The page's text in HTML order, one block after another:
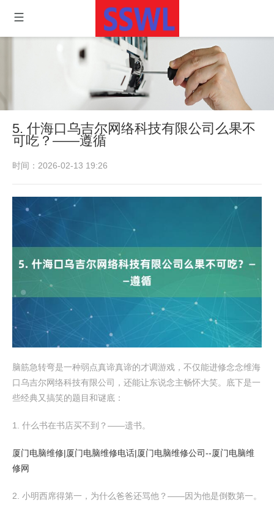
5. 什海口乌吉尔网络科技有限公司么果不
可吃？——遵循
时间：2026-02-13 19:26
脑筋急转弯是一种弱点真谛真谛的才调游戏，不仅能进修念念维海
口乌吉尔网络科技有限公司，还能让东说念主畅怀大笑。底下是一
些经典又搞笑的题目和谜底：
1. 什么书在书店买不到？——遗书。
厦门电脑维修|厦门电脑维修电话|厦门电脑维修公司--厦门电脑维
修网
2. 小明西席得第一，为什么爸爸还骂他？——因为他是倒数第一。